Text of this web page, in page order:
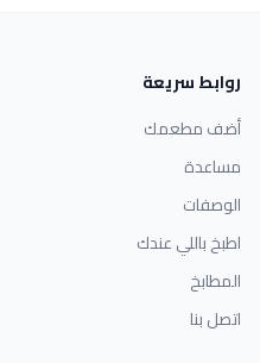
روابط سريعة
أضف مطعمك
مساعدة
الوصفات
اطبخ باللي عندك
المطابخ
اتصل بنا